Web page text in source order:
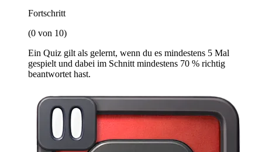
Fortschritt
(0 von 10)
Ein Quiz gilt als gelernt, wenn du es mindestens 5 Mal
gespielt und dabei im Schnitt mindestens 70 % richtig
beantwortet hast.